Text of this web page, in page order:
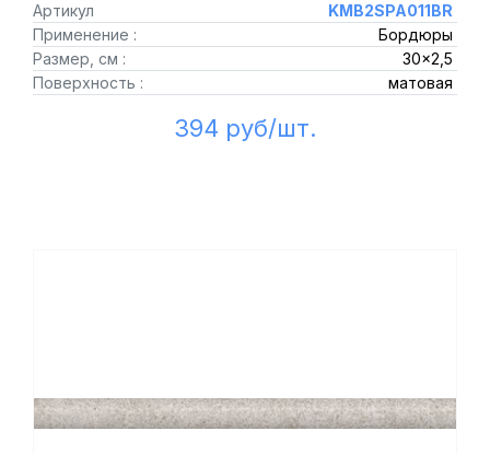
Артикул
KMB2SPA011BR
Применение :
Бордюры
Размер, см :
30x2,5
Поверхность :
матовая
394 руб/шт.